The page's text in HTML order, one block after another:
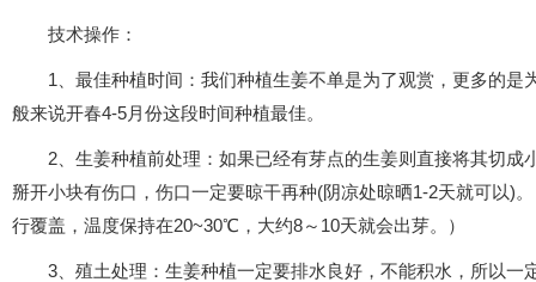
技术操作：
1、最佳种植时间：我们种植生姜不单是为了观赏，更多的
般来说开春4-5月份这段时间种植最佳。
2、生姜种植前处理：如果已经有芽点的生姜则直接将其切
掰开小块有伤口，伤口一定要晾干再种(阴凉处晾晒1-2天就可以)
行覆盖，温度保持在20~30℃，大约8～10天就会出芽。）
3、殖土处理：生姜种植一定要排水良好，不能积水，所以